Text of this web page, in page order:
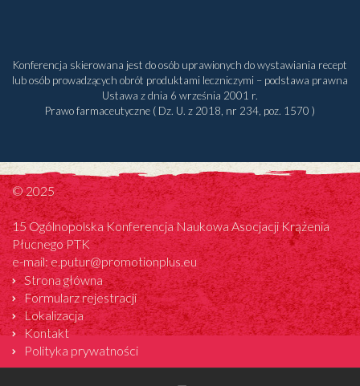
Konferencja skierowana jest do osób uprawionych do wystawiania recept
lub osób prowadzących obrót produktami leczniczymi – podstawa prawna
Ustawa z dnia 6 września 2001 r.
Prawo farmaceutyczne ( Dz. U. z 2018, nr 234, poz. 1570 )
© 2025
15 Ogólnopolska Konferencja Naukowa Asocjacji Krążenia
Płucnego PTK
e-mail:e.putur@promotionplus.eu
Strona główna
Formularz rejestracji
Lokalizacja
Kontakt
Polityka prywatności